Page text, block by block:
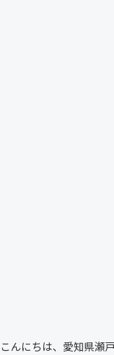
こんにちは、愛知県瀬